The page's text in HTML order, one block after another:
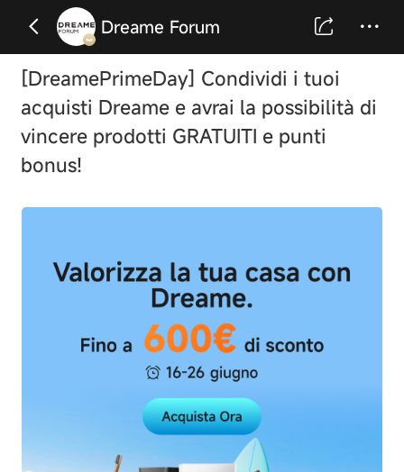
Dreame Forum
[DreamePrimeDay] Condividi i tuoi
acquisti Dreame e avrai la possibilità di
vincere prodotti GRATUITI e punti
bonus!